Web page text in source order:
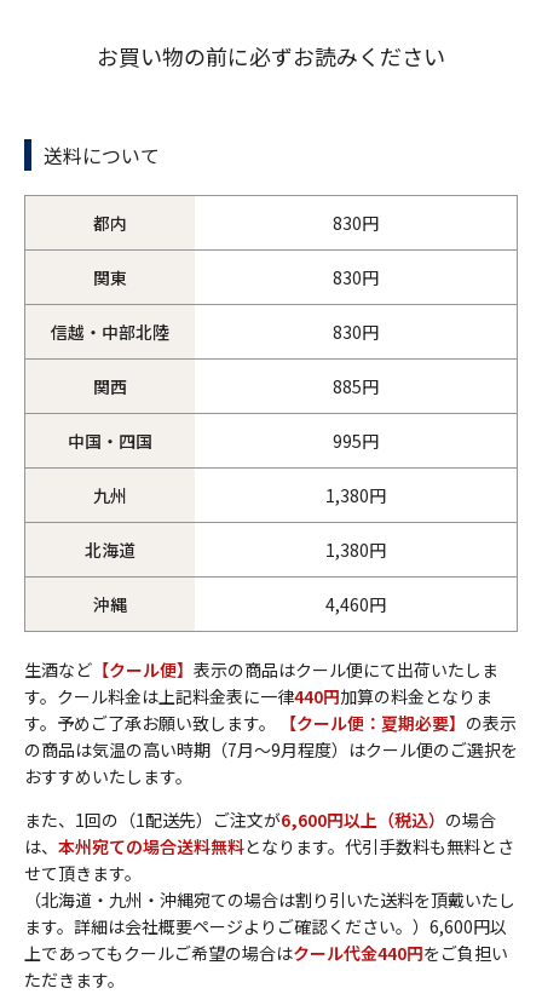
お買い物の前に必ずお読みください
送料について
都内 830円
関東 830円
信越・中部北陸 830円
関西 885円
中国・四国 995円
九州 1,380円
北海道 1,380円
沖縄 4,460円
生酒など 【クール便】 表示の商品はクール便にて出荷いたしま
す。クール料金は上記料金表に一律440円加算の料金となりま
す。予めご了承お願い致します。
【クール便：夏期必要】 の表示
の商品は気温の高い時期（7月～9月程度）はクール便のご選択を
おすすめいたします。
また、1回の（1配送先）ご注文が6,600円以上（税込） の場合
は、 本州宛ての場合送料無料となります。代引手数料も無料とさ
せて頂きます。
（北海道・九州・沖縄宛ての場合は割り引いた送料を頂戴いたし
ます。詳細は会社概要ページよりご確認ください。）6,600円以
上であってもクールご希望の場合はクール代金440円をご負担い
ただきます。